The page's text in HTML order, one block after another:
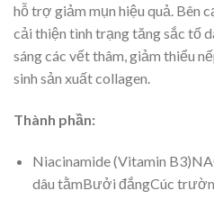
hỗ trợ giảm mụn hiệu quả. Bên
cải thiện tình trạng tăng sắc tố
sáng các vết thâm, giảm thiểu
sinh sản xuất collagen.
Thành phần:
Niacinamide (Vitamin
dâu tằmBưởi đắngCúc